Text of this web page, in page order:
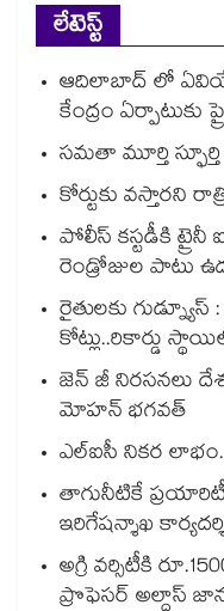
లేటెస్ట్
ఆదిలాబాద్ లో
కేంద్రం ఏర్పాటుకు
సమతా మూర్తి
కోర్టుకు వస్తారని
పోలీస్ కస్టడీకి
రెండ్రోజుల పాటు
రైతులకు
కోట్లు..రికార్డు
జెన్ జీ నిరసనలు
మోహన్ భగవత్
ఎల్ఐసీ నికర
తాగునీటికే
ఇరిగేషన్శాఖ
అగ్రి వర్సిటీకి
ప్రొఫెసర్ అల్దాస్